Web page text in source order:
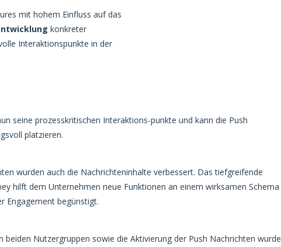
mit hohem Einfluss auf das
konkreter
Interaktionspunkte in der
seine prozesskritischen Interaktions-punkte und kann die Push
platzieren.
wurden auch die Nachrichteninhalte verbessert. Das tiefgreifende
hilft dem Unternehmen neue Funktionen an einem wirksamen Schema
Engagement begünstigt.
beiden Nutzergruppen sowie die Aktivierung der Push Nachrichten wurde